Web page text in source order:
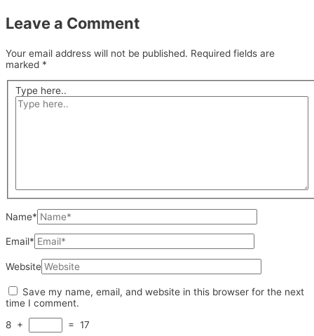
Leave a Comment
Your email address will not be published. Required fields are
marked *
Type here..
Name*
Email*
Website
Save my name, email, and website in this browser for the next
time I comment.
8 + = 17